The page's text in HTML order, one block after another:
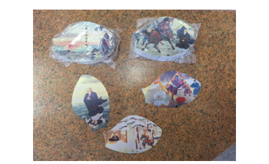
リンク集
お役立ち情報